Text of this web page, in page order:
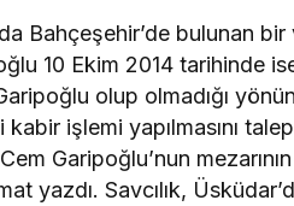
Bahçeşehir’de bulunan
10 Ekim 2014 tarihinde
olup olmadığı
kabir işlemi yapılmasını
Garipoğlu’nun
yazdı. Savcılık,